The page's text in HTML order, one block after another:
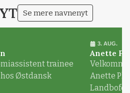
Se mere navnenyt
trainee
hos Østdansk
3. AUG.
Anette
Anette